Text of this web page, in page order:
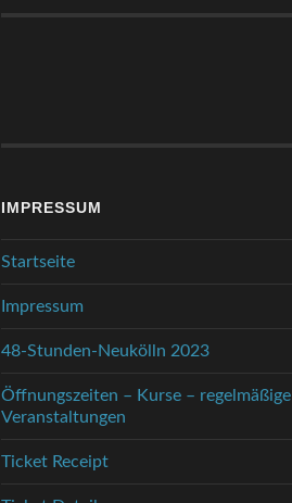
IMPRESSUM
Startseite
Impressum
48-Stunden-Neukölln 2023
Öffnungszeiten – Kurse – regelmäßige
Veranstaltungen
Ticket Receipt